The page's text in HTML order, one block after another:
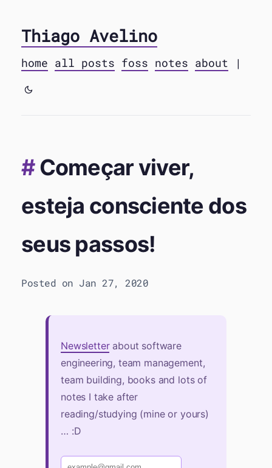
Thiago Avelino
home all posts foss notes about |
Começar viver,
esteja consciente dos
seus passos!
Posted on Jan 27, 2020
Newsletterabout software
engineering, team management,
team building, books and lots of
notes I take after
reading/studying (mine or yours)
… :D